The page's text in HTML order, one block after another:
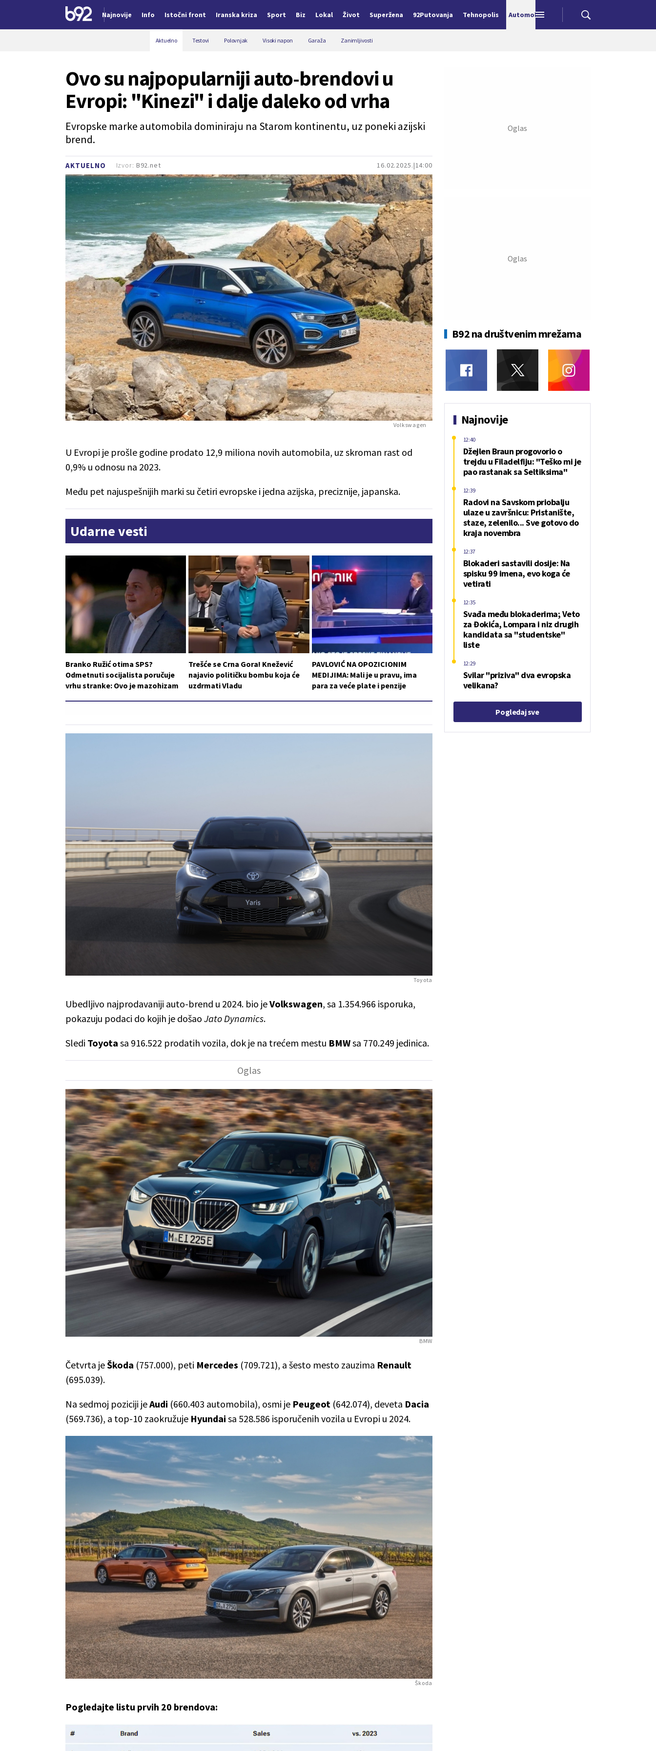
Najnovije Info Istočni front Iranska kriza Sport Biz Lokal Život Superžena 92Putovanja Tehnopolis Automobili
Aktuelno Testovi Polovnjak Visoki napon Garaža Zanimljivosti
AKTUELNO 16.02.2025. 14:00
Ovo su najpopularniji auto-brendovi u
Evropi: "Kinezi" i dalje daleko od vrha
Evropske marke automobila dominiraju na Starom kontinentu, uz poneki azijski
brend.
Izvor: B92.net
Volkswagen
U Evropi je prošle godine prodato 12,9 miliona novih automobila, uz skroman rast od
0,9% u odnosu na 2023.
Među pet najuspešnijih marki su četiri evropske i jedna azijska, preciznije, japanska.
Udarne vesti
Branko Ružić otima SPS?
Odmetnuti socijalista poručuje
vrhu stranke: Ovo je mazohizam
Trešće se Crna Gora! Knežević
najavio političku bombu koja će
uzdrmati Vladu
PAVLOVIĆ NA OPOZICIONIM
MEDIJIMA: Mali je u pravu, ima
para za veće plate i penzije
Toyota
Ubedljivo najprodavaniji auto-brend u 2024. bio jeVolkswagen, sa 1.354.966 isporuka,
pokazuju podaci do kojih je došao Jato Dynamics.
Sledi Toyota sa 916.522 prodatih vozila, dok je na trećem mestu BMWsa 770.249 jedinica.
BMW
Četvrta je Škoda (757.000), peti Mercedes (709.721), a šesto mesto zauzima Renault
(695.039).
Na sedmoj poziciji jeAudi (660.403 automobila), osmi je Peugeot (642.074), deveta Dacia
(569.736), a top-10 zaokružuje Hyundai sa 528.586 isporučenih vozila u Evropi u 2024.
Škoda
Pogledajte listu prvih 20 brendova:
B92 na društvenim mrežama
Najnovije
Džejlen Braun progovorio o
trejdu u Filadelfiju: "Teško mi je
pao rastanak sa Seltiksima"
12:40
Radovi na Savskom priobalju
ulaze u završnicu: Pristanište,
staze, zelenilo... Sve gotovo do
kraja novembra
12:39
Blokaderi sastavili dosije: Na
spisku 99 imena, evo koga će
vetirati
12:37
Svađa među blokaderima; Veto
za Đokića, Lompara i niz drugih
kandidata sa "studentske"
liste
12:35
Svilar "priziva" dva evropska
velikana?
12:29
Pogledaj sve